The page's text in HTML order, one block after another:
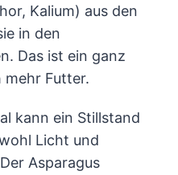
Kalium) aus den
in den
Das ist ein ganz
mehr Futter.
kann ein Stillstand
Licht und
Asparagus